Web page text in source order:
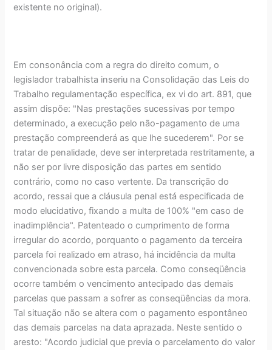
existente no original).
Em consonância com a regra do direito comum, o
legislador trabalhista inseriu na Consolidação das Leis do
Trabalho regulamentação específica, ex vi do art. 891, que
assim dispõe: "Nas prestações sucessivas por tempo
determinado, a execução pelo não-pagamento de uma
prestação compreenderá as que lhe sucederem". Por se
tratar de penalidade, deve ser interpretada restritamente, a
não ser por livre disposição das partes em sentido
contrário, como no caso vertente. Da transcrição do
acordo, ressai que a cláusula penal está especificada de
modo elucidativo, fixando a multa de 100% "em caso de
inadimplência". Patenteado o cumprimento de forma
irregular do acordo, porquanto o pagamento da terceira
parcela foi realizado em atraso, há incidência da multa
convencionada sobre esta parcela. Como conseqüência
ocorre também o vencimento antecipado das demais
parcelas que passam a sofrer as conseqüências da mora.
Tal situação não se altera com o pagamento espontâneo
das demais parcelas na data aprazada. Neste sentido o
aresto: "Acordo judicial que previa o parcelamento do valor